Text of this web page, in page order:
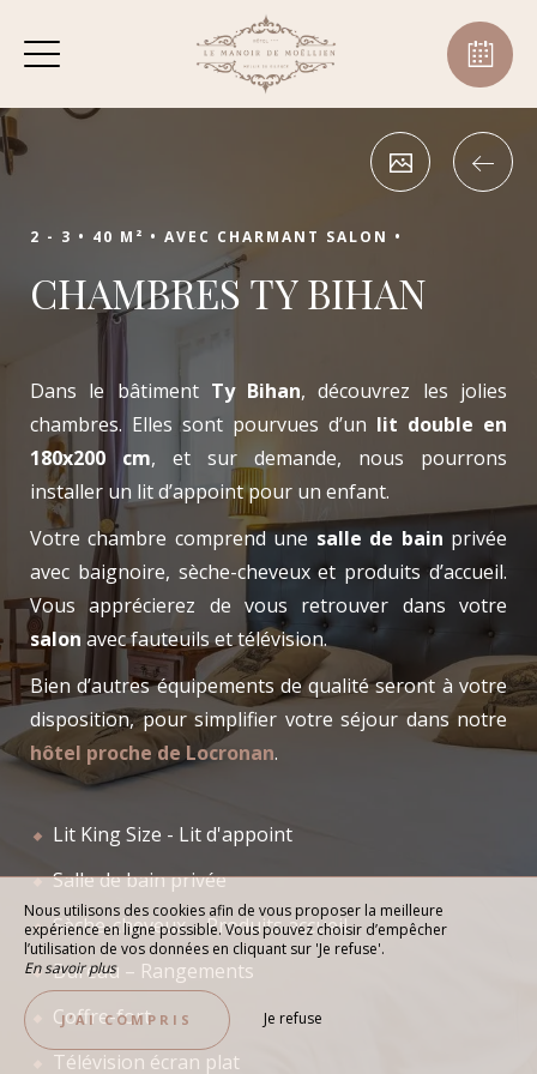
2 - 3 • 40 M² • AVEC CHARMANT SALON •
CHAMBRES TY BIHAN
Dans le bâtimentTy Bihan, découvrez les jolies
chambres. Elles sont pourvues d’un lit double en
180x200 cm, et sur demande, nous pourrons
installer un lit d’appoint pour un enfant.
Votre chambre comprend une salle de bain privée
avec baignoire, sèche-cheveux et produits d’accueil.
Vous apprécierez de vous retrouver dans votre
salon avec fauteuils et télévision.
Bien d’autres équipements de qualité seront à votre
disposition, pour simplifier votre séjour dans notre
hôtel proche de Locronan.
Lit King Size - Lit d'appoint
Salle de bain privée
Sèche-cheveux – Produits accueil
Bureau – Rangements
Coffre-fort
Télévision écran plat
Nous utilisons des cookies afin de vous proposer la meilleure
expérience en ligne possible. Vous pouvez choisir d’empêcher
l’utilisation de vos données en cliquant sur 'Je refuse'.
En savoir plus
J’AI COMPRIS Je refuse